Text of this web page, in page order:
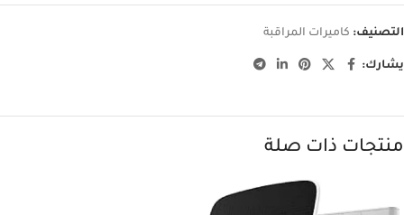
التصنيف: كاميرات المراقبة
يشارك:
منتجات ذات صلة